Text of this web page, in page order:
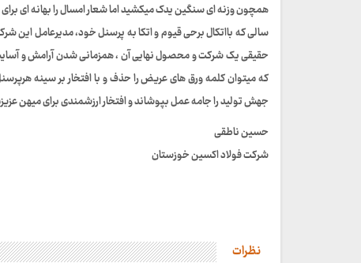
همچون وزنه ای سنگین یدک میکشید اما شعار امسال را بهانه ای
سالی که بااتکال برحی قیوم و اتکا به پرسنل خود، مدیرعامل این
حقیقی یک شرکت و محصول نهایی آن ، همزمانی شدن آرامش و
که میتوان کلمه ورق های عریض را حذف و با افتخار بر سینه
جهش تولید را جامه عمل بپوشاند و افتخار ارزشمندی برای میهن
حسین ناطقی
شرکت فولاد اکسین خوزستان
نظرات